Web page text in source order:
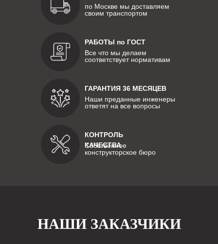
по Москве мы доставляем
своим транспортом
РАБОТЫ по ГОСТ
Все что мы делаем
соответствует нормативам
КОНТРОЛЬ
КАЧЕСТВА
Собственное
конструкторское бюро
ГАРАНТИЯ 36 МЕСЯЦЕВ
Наши преданные инженеры
ответят на все вопросы
НАШИ ЗАКАЗЧИКИ